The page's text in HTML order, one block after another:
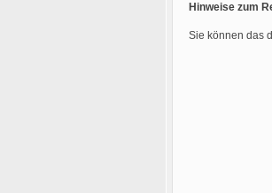
Hinweise zum
Sie können das